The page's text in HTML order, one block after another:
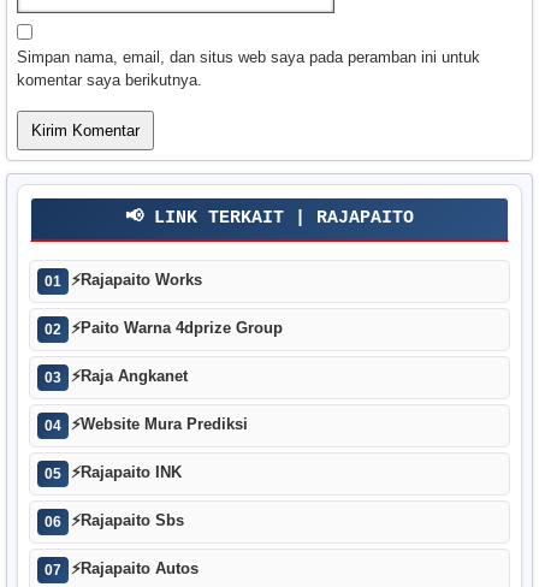
Simpan nama, email, dan situs web saya pada peramban ini untuk
komentar saya berikutnya.
📢 LINK TERKAIT | RAJAPAITO
01 ⚡Rajapaito Works
02 ⚡Paito Warna 4dprize Group
03 ⚡Raja Angkanet
04 ⚡Website Mura Prediksi
05 ⚡Rajapaito INK
06 ⚡Rajapaito Sbs
07 ⚡Rajapaito Autos